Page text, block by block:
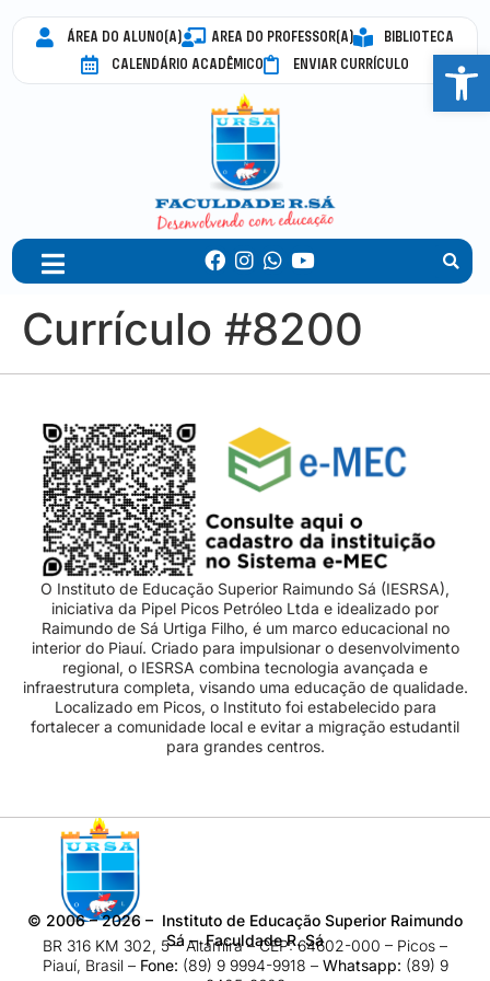
ÁREA DO ALUNO(A) AREA DO PROFESSOR(A)
BIBLIOTECA
CALENDÁRIO ACADÊMICO
ENVIAR CURRÍCULO
Currículo #8200
O Instituto de Educação Superior Raimundo Sá (IESRSA),
iniciativa da Pipel Picos Petróleo Ltda e idealizado por
Raimundo de Sá Urtiga Filho, é um marco educacional no
interior do Piauí. Criado para impulsionar o desenvolvimento
regional, o IESRSA combina tecnologia avançada e
infraestrutura completa, visando uma educação de qualidade.
Localizado em Picos, o Instituto foi estabelecido para
fortalecer a comunidade local e evitar a migração estudantil
para grandes centros.
© 2006 – 2026 – Instituto de Educação Superior Raimundo
Sá – Faculdade R. Sá
BR 316 KM 302, 5 – Altamira – CEP: 64602-000 – Picos –
Piauí, Brasil – Fone: (89) 9 9994-9918​ – Whatsapp: (89) 9
Abrir